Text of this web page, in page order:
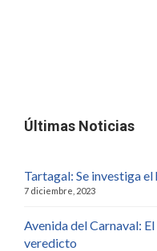
Últimas Noticias
Tartagal: Se investiga
7 diciembre, 2023
Avenida del Carnaval:
veredicto